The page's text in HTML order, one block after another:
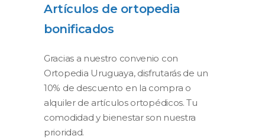
Artículos de ortopedia
bonificados
Gracias a nuestro convenio con
Ortopedia Uruguaya, disfrutarás de un
10% de descuento en la compra o
alquiler de artículos ortopédicos. Tu
comodidad y bienestar son nuestra
prioridad.